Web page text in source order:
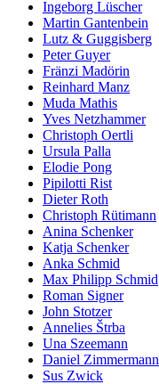
Ingeborg Lüscher
Martin Gantenbein
Lutz & Guggisberg
Peter Guyer
Fränzi Madörin
Reinhard Manz
Muda Mathis
Yves Netzhammer
Christoph Oertli
Ursula Palla
Elodie Pong
Pipilotti Rist
Dieter Roth
Christoph Rütimann
Anina Schenker
Katja Schenker
Anka Schmid
Max Philipp Schmid
Roman Signer
John Stotzer
Annelies Štrba
Una Szeemann
Daniel Zimmermann
Sus Zwick